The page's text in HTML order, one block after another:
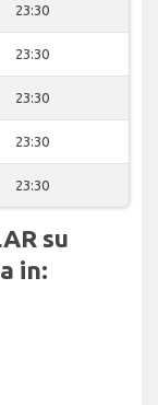
23:30
23:30
23:30
23:30
23:30
su
in: